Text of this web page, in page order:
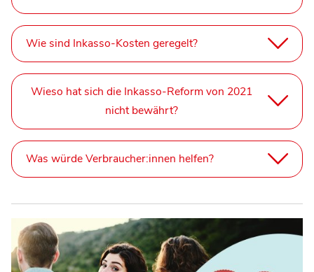
Wie sind Inkasso-Kosten geregelt?
Wieso hat sich die Inkasso-Reform von 2021
nicht bewährt?
Was würde Verbraucher:innen helfen?